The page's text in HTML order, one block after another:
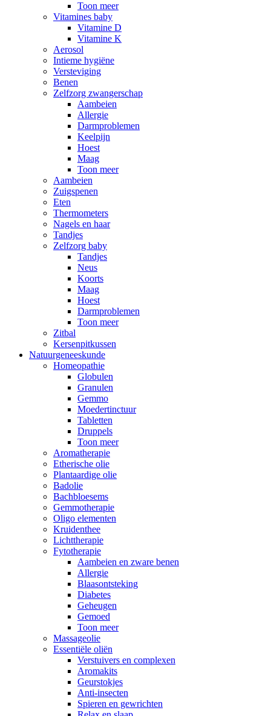
Toon meer
Vitamines baby
Vitamine D
Vitamine K
Aerosol
Intieme hygiëne
Versteviging
Benen
Zelfzorg zwangerschap
Aambeien
Allergie
Darmproblemen
Keelpijn
Hoest
Maag
Toon meer
Aambeien
Zuigspenen
Eten
Thermometers
Nagels en haar
Tandjes
Zelfzorg baby
Tandjes
Neus
Koorts
Maag
Hoest
Darmproblemen
Toon meer
Zitbal
Kersenpitkussen
Natuurgeneeskunde
Homeopathie
Globulen
Granulen
Gemmo
Moedertinctuur
Tabletten
Druppels
Toon meer
Aromatherapie
Etherische olie
Plantaardige olie
Badolie
Bachbloesems
Gemmotherapie
Oligo elementen
Kruidenthee
Lichttherapie
Fytotherapie
Aambeien en zware benen
Allergie
Blaasontsteking
Diabetes
Geheugen
Gemoed
Toon meer
Massageolie
Essentiële oliën
Verstuivers en complexen
Aromakits
Geurstokjes
Anti-insecten
Spieren en gewrichten